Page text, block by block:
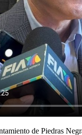
de Piedras